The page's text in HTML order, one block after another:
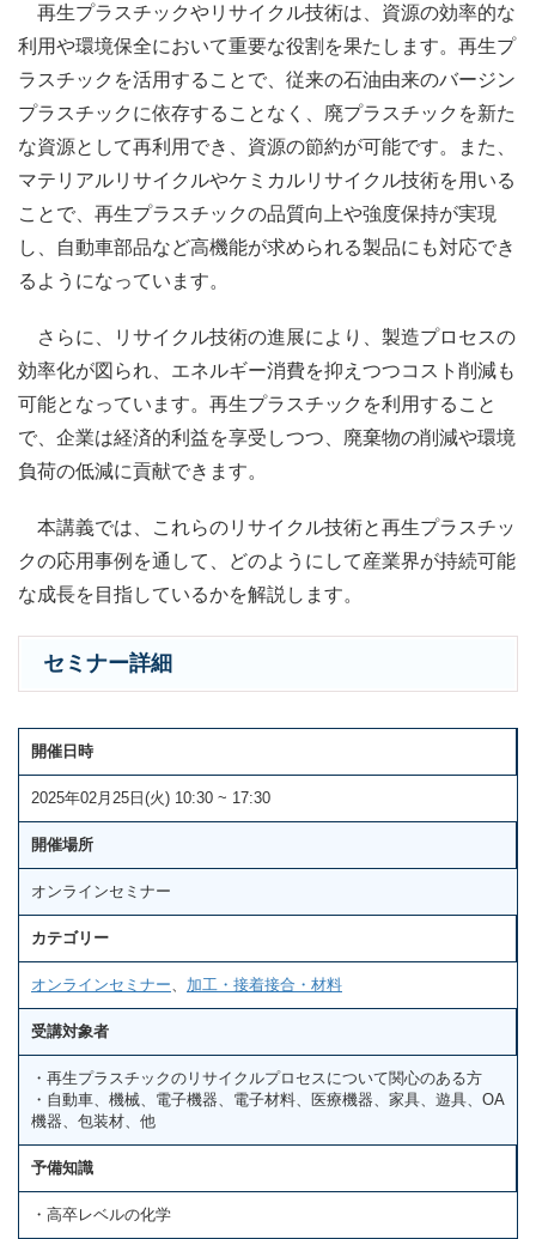
再生プラスチックやリサイクル技術は、資源の効率的な
利用や環境保全において重要な役割を果たします。再生プ
ラスチックを活用することで、従来の石油由来のバージン
プラスチックに依存することなく、廃プラスチックを新た
な資源として再利用でき、資源の節約が可能です。また、
マテリアルリサイクルやケミカルリサイクル技術を用いる
ことで、再生プラスチックの品質向上や強度保持が実現
し、自動車部品など高機能が求められる製品にも対応でき
るようになっています。
さらに、リサイクル技術の進展により、製造プロセスの
効率化が図られ、エネルギー消費を抑えつつコスト削減も
可能となっています。再生プラスチックを利用すること
で、企業は経済的利益を享受しつつ、廃棄物の削減や環境
負荷の低減に貢献できます。
本講義では、これらのリサイクル技術と再生プラスチッ
クの応用事例を通して、どのようにして産業界が持続可能
な成長を目指しているかを解説します。
セミナー詳細
開催日時
2025年02月25日(火) 10:30 ~ 17:30
開催場所
オンラインセミナー
カテゴリー
オンラインセミナー 加工・接着接合・材料
受講対象者
・再生プラスチックのリサイクルプロセスについて関心のある方
・自動車、機械、電子機器、電子材料、医療機器、家具、遊具、OA
機器、包装材、他
予備知識
・高卒レベルの化学